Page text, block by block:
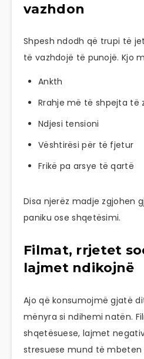
vazhdon
Shpesh ndodh që trupi të
të vazhdojë të punojë. Kjo
Ankth
Rrahje më të shpejta të
Ndjesi tensioni
Vështirësi për të fjetur
Frikë pa arsye të qartë
Disa njerëz madje zgjohen
paniku ose shqetësimi.
Filmat, rrjetet
lajmet ndikojnë
Ajo që konsumojmë gjatë
mënyra si ndihemi natën.
shqetësuese, lajmet
stresuese mund të